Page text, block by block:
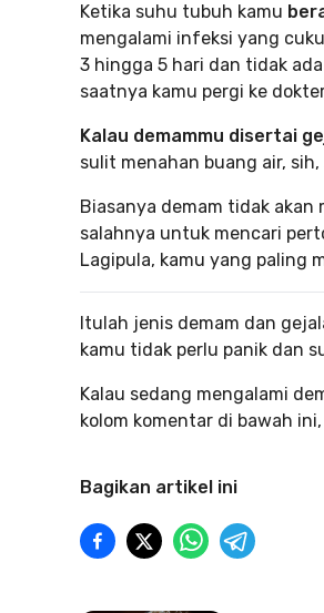
Ketika suhu tubuh kamu
mengalami infeksi yang
3 hingga 5 hari dan tidak
saatnya kamu pergi ke
Kalau demammu disertai
sulit menahan buang air,
Biasanya demam tidak
salahnya untuk mencari
Lagipula, kamu yang paling
Itulah jenis demam dan
kamu tidak perlu panik dan
Kalau sedang mengalami
kolom komentar di bawah
Bagikan artikel ini